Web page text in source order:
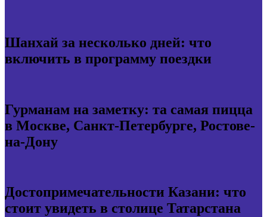
Шанхай за несколько дней: что
включить в программу поездки
Гурманам на заметку: та самая пицца
в Москве, Санкт-Петербурге, Ростове-
на-Дону
Достопримечательности Казани: что
стоит увидеть в столице Татарстана